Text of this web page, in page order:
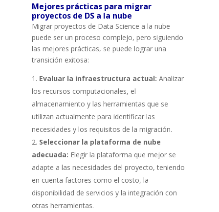
Mejores prácticas para migrar
proyectos de DS a la nube
Migrar proyectos de Data Science a la nube
puede ser un proceso complejo, pero siguiendo
las mejores prácticas, se puede lograr una
transición exitosa:
Evaluar la infraestructura actual: Analizar
los recursos computacionales, el
almacenamiento y las herramientas que se
utilizan actualmente para identificar las
necesidades y los requisitos de la migración.
Seleccionar la plataforma de nube
adecuada: Elegir la plataforma que mejor se
adapte a las necesidades del proyecto, teniendo
en cuenta factores como el costo, la
disponibilidad de servicios y la integración con
otras herramientas.